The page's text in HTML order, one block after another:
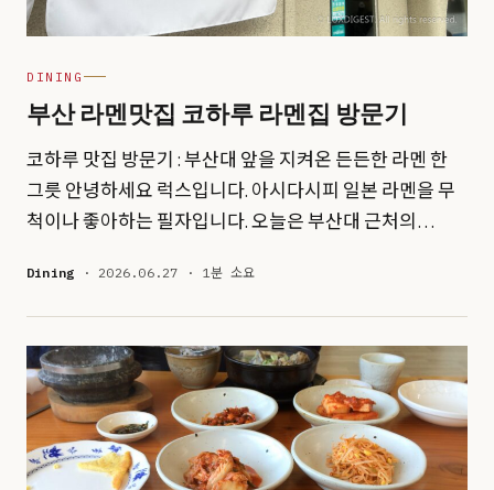
DINING
부산 라멘맛집 코하루 라멘집 방문기
코하루 맛집 방문기 : 부산대 앞을 지켜온 든든한 라멘 한
그릇 안녕하세요 럭스입니다. 아시다시피 일본 라멘을 무
척이나 좋아하는 필자입니다. 오늘은 부산대 근처의…
Dining · 2026.06.27 · 1분 소요